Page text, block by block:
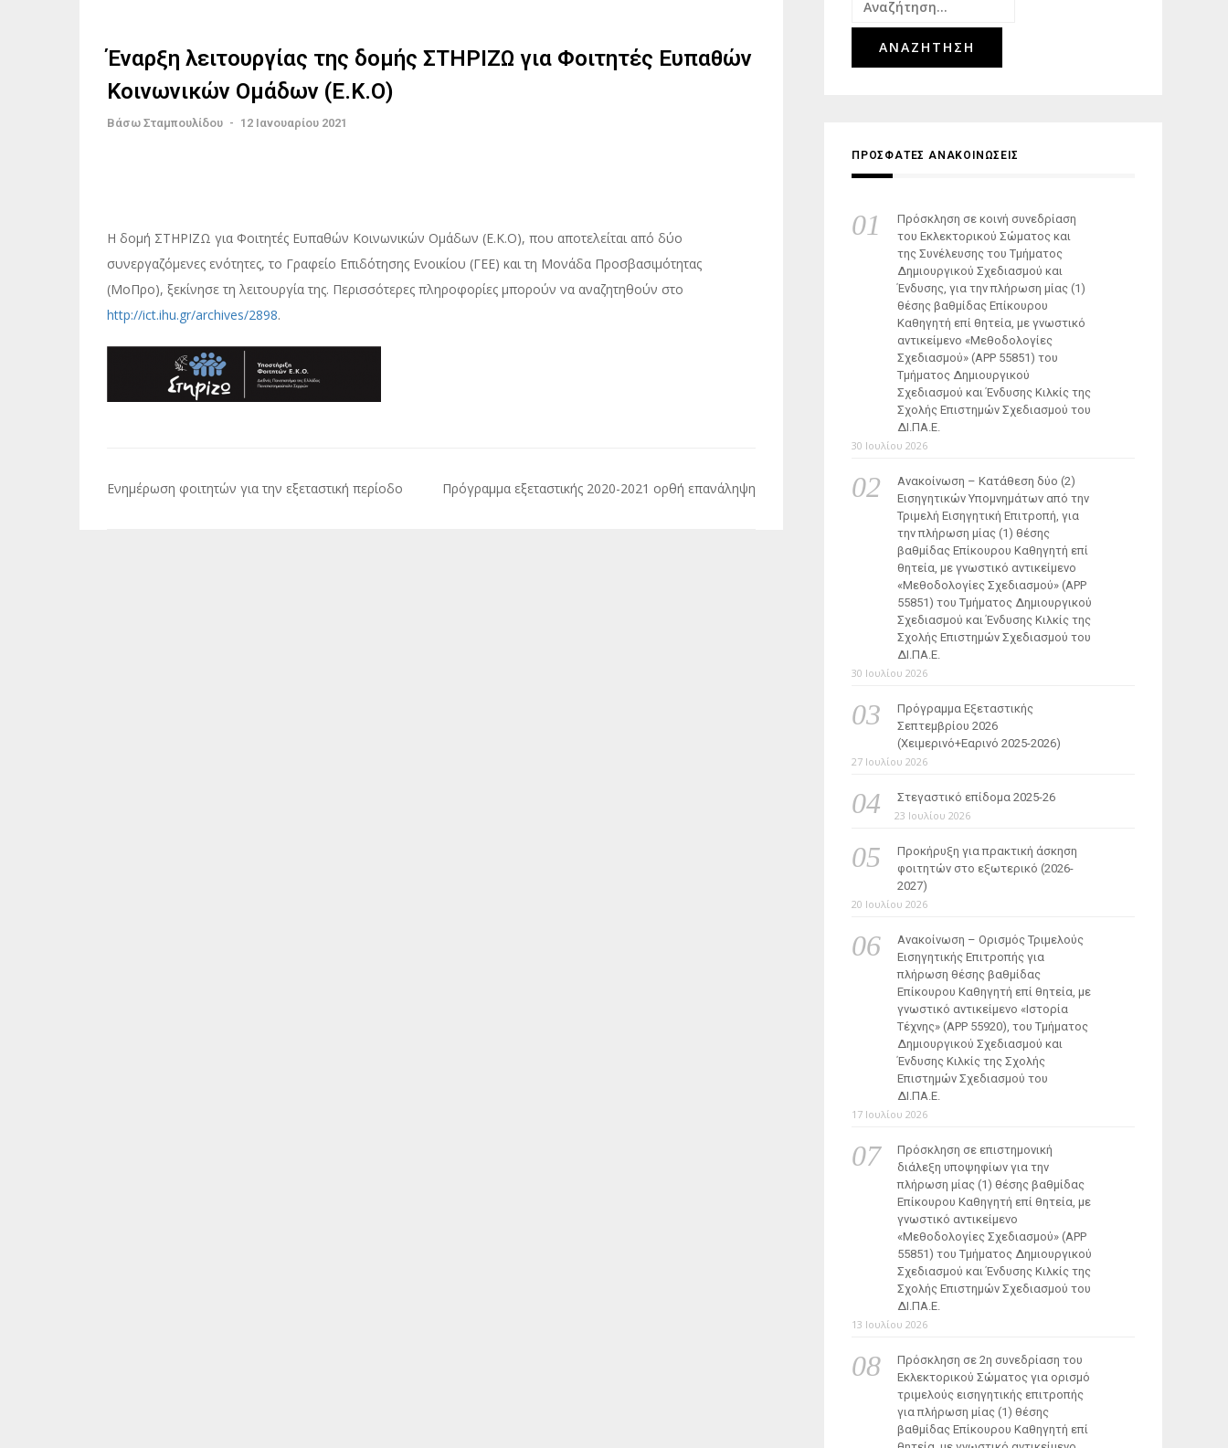
Έναρξη λειτουργίας της δομής ΣΤΗΡΙΖΩ για Φοιτητές Ευπαθών
Κοινωνικών Ομάδων (Ε.Κ.Ο)
Βάσω Σταμπουλίδου - 12 Ιανουαρίου 2021
Η δομή ΣΤΗΡΙΖΩ για Φοιτητές Ευπαθών Κοινωνικών Ομάδων (Ε.Κ.Ο), που αποτελείται από δύο
συνεργαζόμενες ενότητες, το Γραφείο Επιδότησης Ενοικίου (ΓΕΕ) και τη Μονάδα Προσβασιμότητας
(ΜοΠρο), ξεκίνησε τη λειτουργία της. Περισσότερες πληροφορίες μπορούν να αναζητηθούν στο
http://ict.ihu.gr/archives/2898.
Πλοήγηση
Ενημέρωση φοιτητών για την εξεταστική περίοδο Πρόγραμμα εξεταστικής 2020-2021 ορθή επανάληψη
για:
ΠΡΟΣΦΑΤΕΣ ΑΝΑΚΟΙΝΩΣΕΙΣ
Πρόσκληση σε κοινή συνεδρίαση
του Εκλεκτορικού Σώματος και
της Συνέλευσης του Τμήματος
Δημιουργικού Σχεδιασμού και
Ένδυσης, για την πλήρωση μίας (1)
θέσης βαθμίδας Επίκουρου
Καθηγητή επί θητεία, με γνωστικό
αντικείμενο «Μεθοδολογίες
Σχεδιασμού» (ΑΡΡ 55851) του
Τμήματος Δημιουργικού
Σχεδιασμού και Ένδυσης Κιλκίς της
Σχολής Επιστημών Σχεδιασμού του
ΔΙ.ΠΑ.Ε.
30 Ιουλίου 2026
Ανακοίνωση – Κατάθεση δύο (2)
Εισηγητικών Υπομνημάτων από την
Τριμελή Εισηγητική Επιτροπή, για
την πλήρωση μίας (1) θέσης
βαθμίδας Επίκουρου Καθηγητή επί
θητεία, με γνωστικό αντικείμενο
«Μεθοδολογίες Σχεδιασμού» (ΑΡΡ
55851) του Τμήματος Δημιουργικού
Σχεδιασμού και Ένδυσης Κιλκίς της
Σχολής Επιστημών Σχεδιασμού του
ΔΙ.ΠΑ.Ε.
30 Ιουλίου 2026
Πρόγραμμα Εξεταστικής
Σεπτεμβρίου 2026
(Χειμερινό+Εαρινό 2025-2026)
27 Ιουλίου 2026
Στεγαστικό επίδομα 2025-26
23 Ιουλίου 2026
Προκήρυξη για πρακτική άσκηση
φοιτητών στο εξωτερικό (2026-
2027)
20 Ιουλίου 2026
Ανακοίνωση – Ορισμός Τριμελούς
Εισηγητικής Επιτροπής για
πλήρωση θέσης βαθμίδας
Επίκουρου Καθηγητή επί θητεία, με
γνωστικό αντικείμενο «Ιστορία
Τέχνης» (ΑΡΡ 55920), του Τμήματος
Δημιουργικού Σχεδιασμού και
Ένδυσης Κιλκίς της Σχολής
Επιστημών Σχεδιασμού του
ΔΙ.ΠΑ.Ε.
17 Ιουλίου 2026
Πρόσκληση σε επιστημονική
διάλεξη υποψηφίων για την
πλήρωση μίας (1) θέσης βαθμίδας
Επίκουρου Καθηγητή επί θητεία, με
γνωστικό αντικείμενο
«Μεθοδολογίες Σχεδιασμού» (ΑΡΡ
55851) του Τμήματος Δημιουργικού
Σχεδιασμού και Ένδυσης Κιλκίς της
Σχολής Επιστημών Σχεδιασμού του
ΔΙ.ΠΑ.Ε.
13 Ιουλίου 2026
Πρόσκληση σε 2η συνεδρίαση του
Εκλεκτορικού Σώματος για ορισμό
τριμελούς εισηγητικής επιτροπής
για πλήρωση μίας (1) θέσης
βαθμίδας Επίκουρου Καθηγητή επί